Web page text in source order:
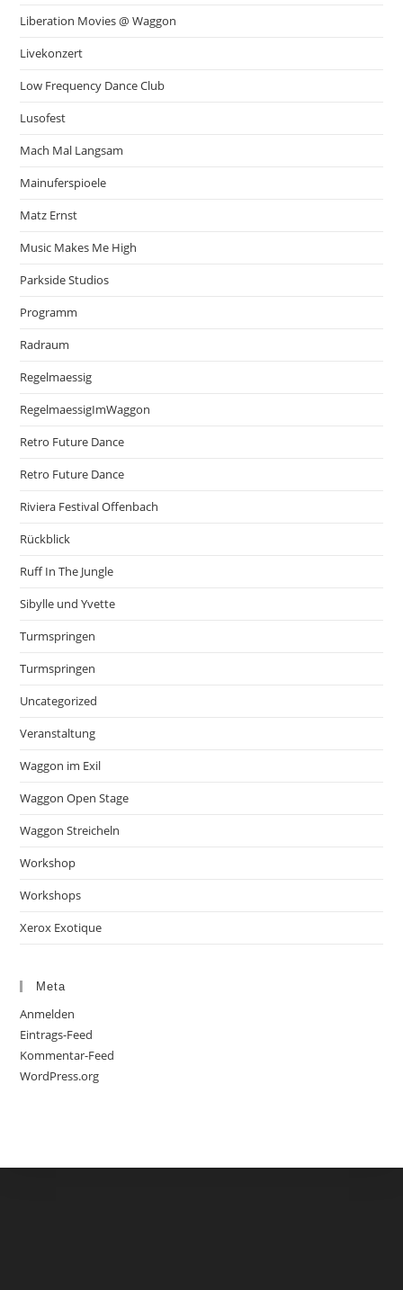
Liberation Movies @ Waggon
Livekonzert
Low Frequency Dance Club
Lusofest
Mach Mal Langsam
Mainuferspioele
Matz Ernst
Music Makes Me High
Parkside Studios
Programm
Radraum
Regelmaessig
RegelmaessigImWaggon
Retro Future Dance
Retro Future Dance
Riviera Festival Offenbach
Rückblick
Ruff In The Jungle
Sibylle und Yvette
Turmspringen
Turmspringen
Uncategorized
Veranstaltung
Waggon im Exil
Waggon Open Stage
Waggon Streicheln
Workshop
Workshops
Xerox Exotique
Meta
Anmelden
Eintrags-Feed
Kommentar-Feed
WordPress.org